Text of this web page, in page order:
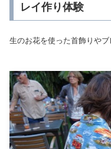
レイ作り体験
生のお花を使った首飾りや